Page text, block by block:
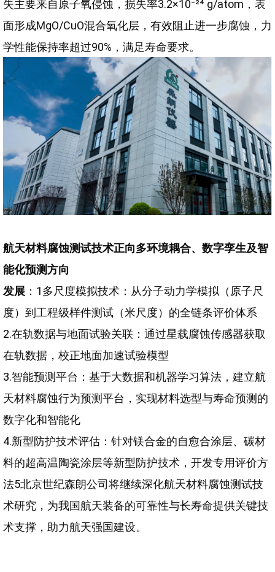
失主要来自原子氧侵蚀，损失率3.2×10⁻²⁴ g/atom，表
面形成MgO/CuO混合氧化层，有效阻止进一步腐蚀，力
学性能保持率超过90%，满足寿命要求。
航天材料腐蚀测试技术正向多环境耦合、数字孪生及智
能化预测方向
发展 ：1多尺度模拟技术：从分子动力学模拟（原子尺
度）到工程级样件测试（米尺度）的全链条评价体系
2.在轨数据与地面试验关联：通过星载腐蚀传感器获取
在轨数据，校正地面加速试验模型
3.智能预测平台：基于大数据和机器学习算法，建立航
天材料腐蚀行为预测平台，实现材料选型与寿命预测的
数字化和智能化
4.新型防护技术评估：针对镁合金的自愈合涂层、碳材
料的超高温陶瓷涂层等新型防护技术，开发专用评价方
法5北京世纪森朗公司将继续深化航天材料腐蚀测试技
术研究，为我国航天装备的可靠性与长寿命提供关键技
术支撑，助力航天强国建设。